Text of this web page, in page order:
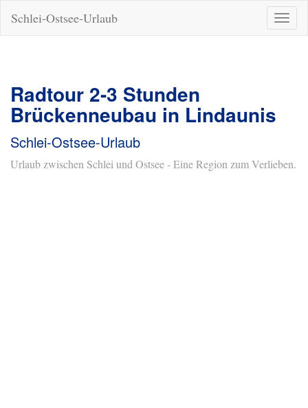
ein-/
Schlei-Ostsee-Urlaub
Radtour 2-3 Stunden
Brückenneubau in Lindaunis
Schlei-Ostsee-Urlaub
Urlaub zwischen Schlei und Ostsee - Eine Region zum Verlieben.